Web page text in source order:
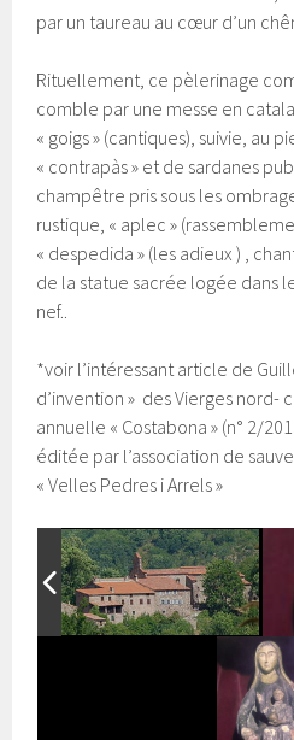
par un taureau au cœur d’un
Rituellement, ce pèlerinage
comble par une messe en
« goigs » (cantiques), suivie, au
« contrapàs » et de sardanes
champêtre pris sous les
rustique, « aplec »
« despedida » (les adieux ) ,
de la statue sacrée logée dans
nef..
*voir l’intéressant article de
d’invention » des Vierges nord-
annuelle « Costabona » (n° 2/
éditée par l’association de
« Velles Pedres i Arrels »